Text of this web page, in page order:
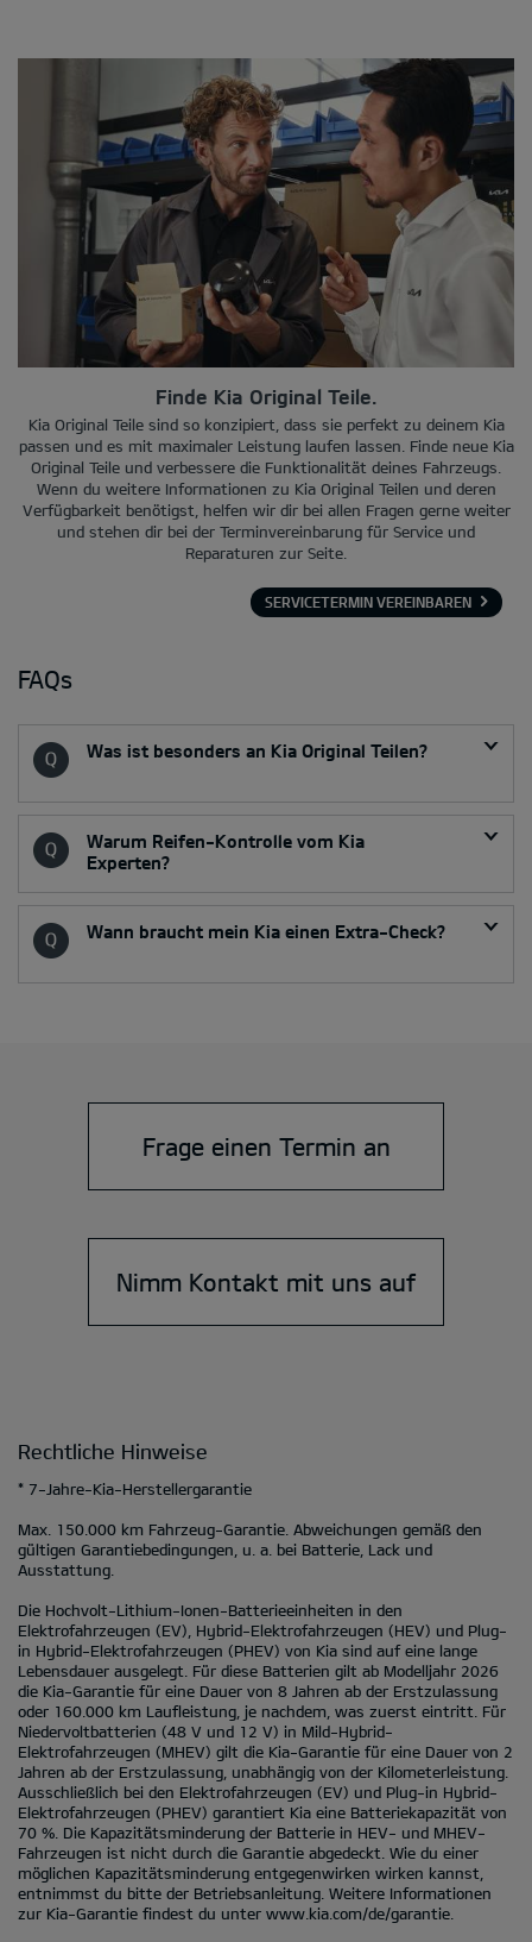
Finde Kia Original Teile.
Kia Original Teile sind so konzipiert, dass sie perfekt zu deinem Kia
passen und es mit maximaler Leistung laufen lassen. Finde neue Kia
Original Teile und verbessere die Funktionalität deines Fahrzeugs.
Wenn du weitere Informationen zu Kia Original Teilen und deren
Verfügbarkeit benötigst, helfen wir dir bei allen Fragen gerne weiter
und stehen dir bei der Terminvereinbarung für Service und
Reparaturen zur Seite.
SERVICETERMIN VEREINBAREN
FAQs
Was ist besonders an Kia Original Teilen?
Warum Reifen-Kontrolle vom Kia
Experten?
Wann braucht mein Kia einen Extra-Check?
Frage einen Termin an
Nimm Kontakt mit uns auf
Rechtliche Hinweise
* 7-Jahre-Kia-Herstellergarantie
Max. 150.000 km Fahrzeug-Garantie. Abweichungen gemäß den
gültigen Garantiebedingungen, u. a. bei Batterie, Lack und
Ausstattung.
Die Hochvolt-Lithium-Ionen-Batterieeinheiten in den
Elektrofahrzeugen (EV), Hybrid-Elektrofahrzeugen (HEV) und Plug-
in Hybrid-Elektrofahrzeugen (PHEV) von Kia sind auf eine lange
Lebensdauer ausgelegt. Für diese Batterien gilt ab Modelljahr 2026
die Kia-Garantie für eine Dauer von 8 Jahren ab der Erstzulassung
oder 160.000 km Laufleistung, je nachdem, was zuerst eintritt. Für
Niedervoltbatterien (48 V und 12 V) in Mild-Hybrid-
Elektrofahrzeugen (MHEV) gilt die Kia-Garantie für eine Dauer von 2
Jahren ab der Erstzulassung, unabhängig von der Kilometerleistung.
Ausschließlich bei den Elektrofahrzeugen (EV) und Plug-in Hybrid-
Elektrofahrzeugen (PHEV) garantiert Kia eine Batteriekapazität von
70 %. Die Kapazitätsminderung der Batterie in HEV- und MHEV-
Fahrzeugen ist nicht durch die Garantie abgedeckt. Wie du einer
möglichen Kapazitätsminderung entgegenwirken wirken kannst,
entnimmst du bitte der Betriebsanleitung. Weitere Informationen
zur Kia-Garantie findest du unter www.kia.com/de/garantie.